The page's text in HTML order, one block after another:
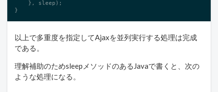
    }, sleep);
}
以上で多重度を指定してAjaxを並列実行する処理は完成
である。
理解補助のためsleepメソッドのあるJavaで書くと、次の
ような処理になる。